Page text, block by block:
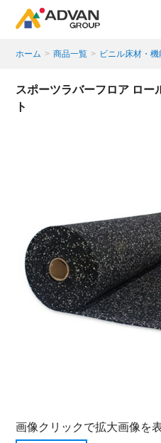
商品ページにある「お気に
商品がここに表示されます。
ホーム > 商品一覧 > ビニル床材・
スポーツラバーフロア ロー
ト
画像クリックで拡大画像を